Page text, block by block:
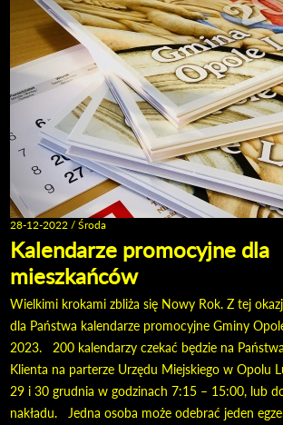
28-12-2022 / Środa
Kalendarze promocyjne dla
mieszkańców
Wielkimi krokami zbliża się Nowy Rok. Z tej
dla Państwa kalendarze promocyjne Gminy
2023. 200 kalendarzy czekać będzie na
Klienta na parterze Urzędu Miejskiego w Opolu
29 i 30 grudnia w godzinach 7:15 – 15:00, lub
nakładu. Jedna osoba może odebrać jeden